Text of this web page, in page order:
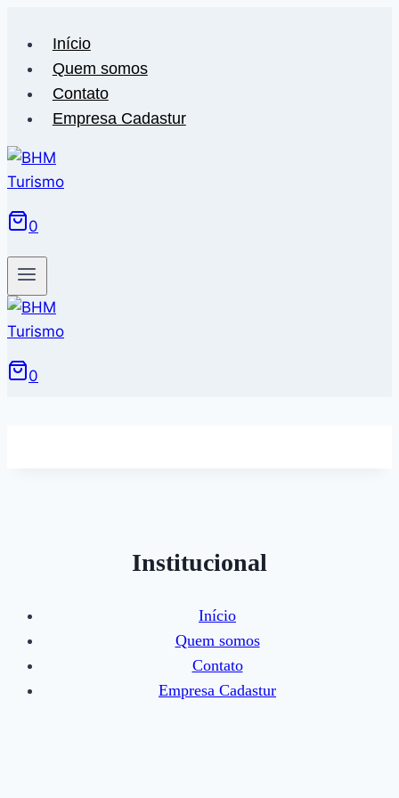
para
Conteúdo
Início
Quem somos
Contato
Empresa Cadastur
0
0
Institucional
Início
Quem somos
Contato
Empresa Cadastur